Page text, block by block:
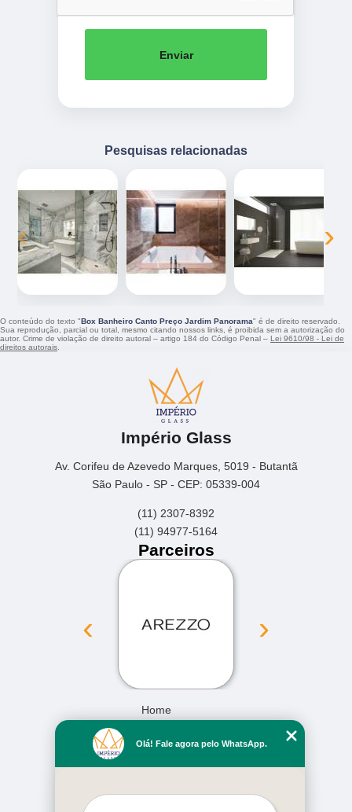
Enviar
Pesquisas relacionadas
‹ ›
O conteúdo do texto "Box Banheiro Canto Preço Jardim Panorama" é de direito reservado.
Sua reprodução, parcial ou total, mesmo citando nossos links, é proibida sem a autorização do
autor. Crime de violação de direito autoral – artigo 184 do Código Penal – Lei 9610/98 - Lei de
direitos autorais
Império Glass
Av. Corifeu de Azevedo Marques, 5019 - Butantã
São Paulo - SP - CEP: 05339-004
(11) 2307-8392
(11) 94977-5164
Parceiros
‹ ›
Home
Missão
Olá! Fale agora pelo WhatsApp.